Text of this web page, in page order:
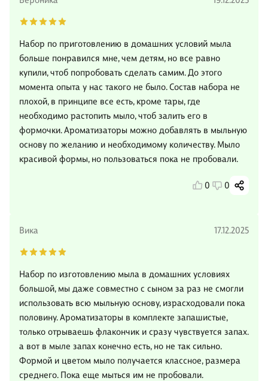
Набор по приготовлению в домашних условий мыла
больше понравился мне, чем детям, но все равно
купили, чтоб попробовать сделать самим. До этого
момента опыта у нас такого не было. Состав набора не
плохой, в принципе все есть, кроме тары, где
необходимо растопить мыло, чтоб залить его в
формочки. Ароматизаторы можно добавлять в мыльную
основу по желанию и необходимому количеству. Мыло
красивой формы, но пользоваться пока не пробовали.
0 0
Вика 17.12.2025
Набор по изготовлению мыла в домашних условиях
большой, мы даже совместно с сыном за раз не смогли
использовать всю мыльную основу, израсходовали пока
половину. Ароматизаторы в комплекте запашистые,
только отрываешь флакончик и сразу чувствуется запах.
а вот в мыле запах конечно есть, но не так сильно.
Формой и цветом мыло получается классное, размера
среднего. Пока еще мыться им не пробовали.